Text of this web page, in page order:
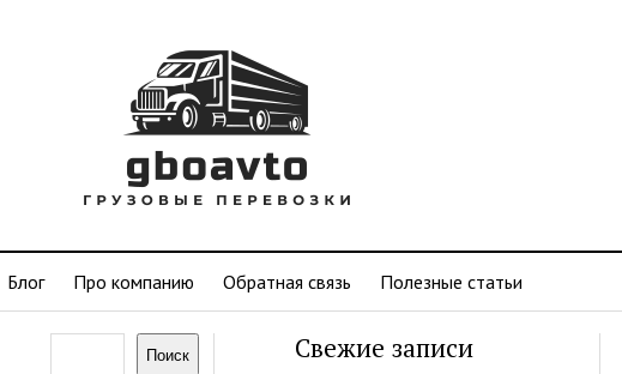
Блог Про компанию Обратная связь Полезные статьи
Поиск Свежие записи